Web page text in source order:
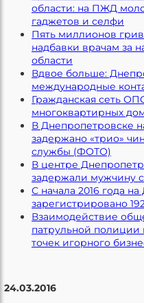
области: на ПЖД
гаджетов и селфи
Пять миллионов
надбавки врачам за
области
Вдвое больше:
международные
Гражданская сеть
многоквартирных
В Днепропетровске
задержано «трио»
службы (ФОТО)
В центре
задержали мужчину
С начала 2016 года
зарегистрировано
Взаимодействие
патрульной
точек игорного
24.03.2016